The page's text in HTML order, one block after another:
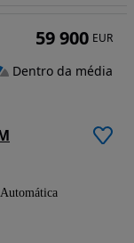
Automática
59 900 EUR
Dentro da média